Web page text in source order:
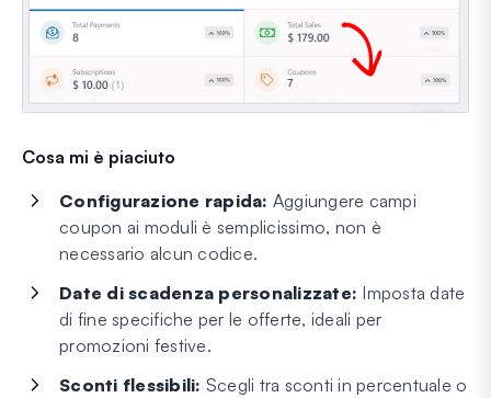
Cosa mi è piaciuto
Configurazione rapida: Aggiungere campi
coupon ai moduli è semplicissimo, non è
necessario alcun codice.
Date di scadenza personalizzate: Imposta date
di fine specifiche per le offerte, ideali per
promozioni festive.
Sconti flessibili: Scegli tra sconti in percentuale o